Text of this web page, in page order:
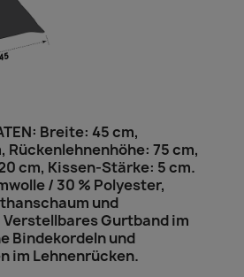
Breite: 45 cm,
75 cm,
cm, Kissen-Stärke: 5 cm.
/ 30 % Polyester,
und
Gurtband im
Bindekordeln und
im Lehnenrücken.